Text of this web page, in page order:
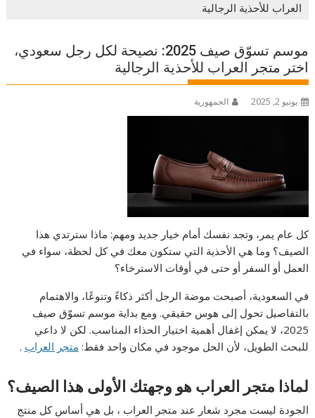
العراب للأحذية الرجالية
موسم تسوّق صيف 2025: نصيحة لكل رجل سعودي،
اختر متجر العراب للأحذية الرجالية
يونيو 2, 2025 الجمهورية
كل عام يمر، وتجد نفسك أمام خيار جديد ومهم: ماذا سترتدي هذا
الصيف؟ وما هي الأحذية التي ستكون معك في كل لحظة، سواء في
العمل أو السفر أو حتى في أوقات الاسترخاء؟
في السعودية، أصبحت موضة الرجل أكثر ذكاءً وتنوعًا، والاهتمام
بالتفاصيل تحول إلى هوس حقيقي. ومع بداية موسم تسوّق صيف
2025، لا يمكن إغفال أهمية اختيار الحذاء المناسب. لكن لا داعي
للبحث الطويل، لأن الحل موجود في مكان واحد فقط: متجر العراب .
لماذا متجر العراب هو وجهتك الأولى هذا الصيف؟
الجودة ليست مجرد شعار عند متجر العراب ، بل هي أساس كل منتج